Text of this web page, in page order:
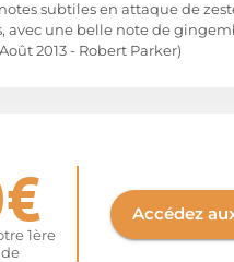
subtiles en attaque de
avec une belle note de
2013 - Robert Parker)
1ère
Accédez